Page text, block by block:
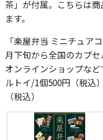
茶」が付属。こちらは
ます。
「楽屋弁当 ミニチュア
月下旬から全国のカプセ
オンラインショップな
ルトイ/1個500円（税込
（税込）